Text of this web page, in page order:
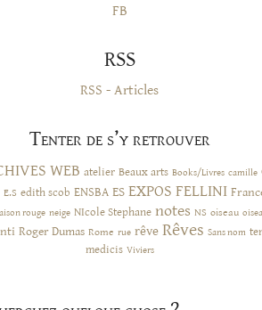
FB
RSS
RSS - Articles
Tenter de s’y retrouver
WEB atelier Beaux arts Books/Livres camille
E.S edith scob ENSBA ES EXPOS FELLINI
rouge neige NIcole Stephane notes NS oiseau
Roger Dumas Rome rue rêve Rêves Sans nom
medicis Viviers